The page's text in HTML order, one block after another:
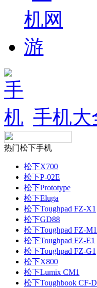
手机大
热门松下手机
松下X700
松下P-02E
松下Prototype
松下Eluga
松下Toughpad FZ-X1
松下GD88
松下Toughpad FZ-M1
松下Toughpad FZ-E1
松下Toughpad FZ-G1
松下X800
松下Lumix CM1
松下Toughbook CF-